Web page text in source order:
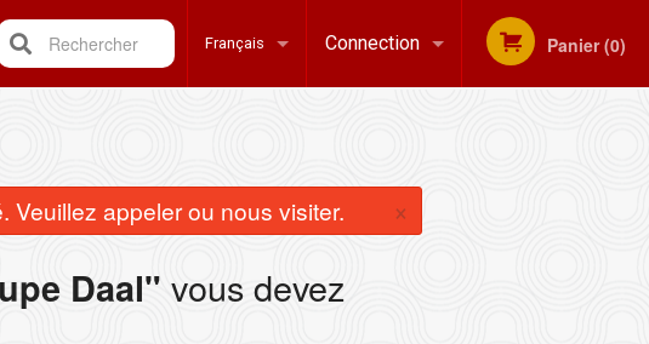
Français
English
Connection Panier (0)
Rechercher
appeler ou nous visiter. ×
Daal" vous devez